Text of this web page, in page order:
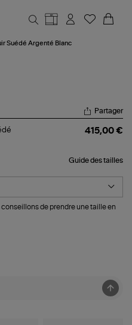
Suédé Argenté Blanc
Partager
415,00 €
Guide des tailles
de prendre une taille en